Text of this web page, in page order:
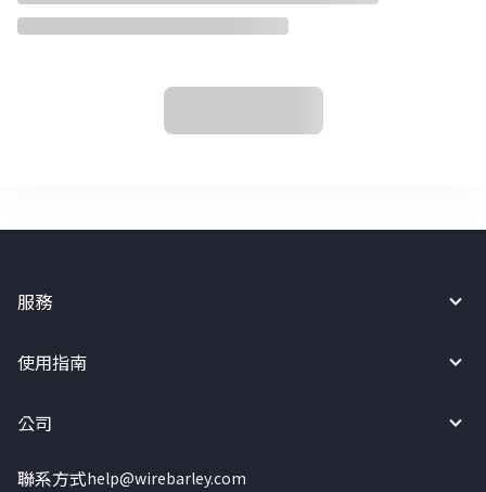
服務
使用指南
公司
聯系方式help@wirebarley.com